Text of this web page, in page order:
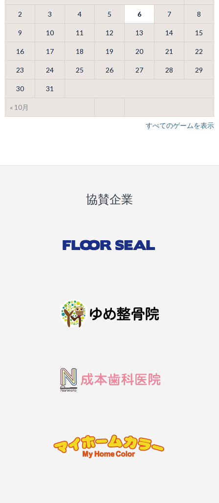
« 10月
2 3 4 5 6 7 8
9 10 11 12 13 14 15
16 17 18 19 20 21 22
23 24 25 26 27 28 29
30 31
すべてのゲームを表示
協賛企業